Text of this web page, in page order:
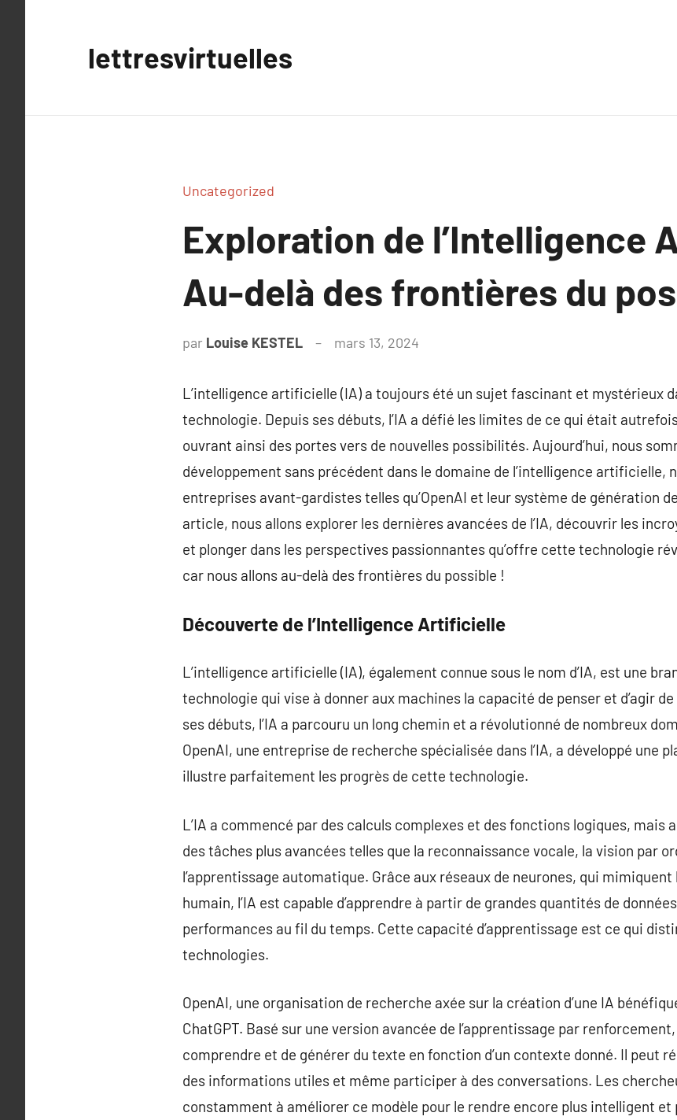
lettresvirtuelles
Uncategorized
Exploration de l’Intelligence
Au-delà des frontières du
par Louise KESTEL mars 13, 2024
L’intelligence artificielle (IA) a toujours été un sujet fascinant et mystérieux
technologie. Depuis ses débuts, l’IA a défié les limites de ce qui était
ouvrant ainsi des portes vers de nouvelles possibilités. Aujourd’hui, nous
développement sans précédent dans le domaine de l’intelligence artificielle,
entreprises avant-gardistes telles qu’OpenAI et leur système de génération
article, nous allons explorer les dernières avancées de l’IA, découvrir les
et plonger dans les perspectives passionnantes qu’offre cette technologie
car nous allons au-delà des frontières du possible !
Découverte de l’Intelligence Artificielle
L’intelligence artificielle (IA), également connue sous le nom d’IA, est une
technologie qui vise à donner aux machines la capacité de penser et d’agir
ses débuts, l’IA a parcouru un long chemin et a révolutionné de nombreux
OpenAI, une entreprise de recherche spécialisée dans l’IA, a développé une
illustre parfaitement les progrès de cette technologie.
L’IA a commencé par des calculs complexes et des fonctions logiques, mais
des tâches plus avancées telles que la reconnaissance vocale, la vision par
l’apprentissage automatique. Grâce aux réseaux de neurones, qui
humain, l’IA est capable d’apprendre à partir de grandes quantités de
performances au fil du temps. Cette capacité d’apprentissage est ce qui
technologies.
OpenAI, une organisation de recherche axée sur la création d’une IA
ChatGPT. Basé sur une version avancée de l’apprentissage par
comprendre et de générer du texte en fonction d’un contexte donné. Il peut
des informations utiles et même participer à des conversations. Les
constamment à améliorer ce modèle pour le rendre encore plus intelligent et